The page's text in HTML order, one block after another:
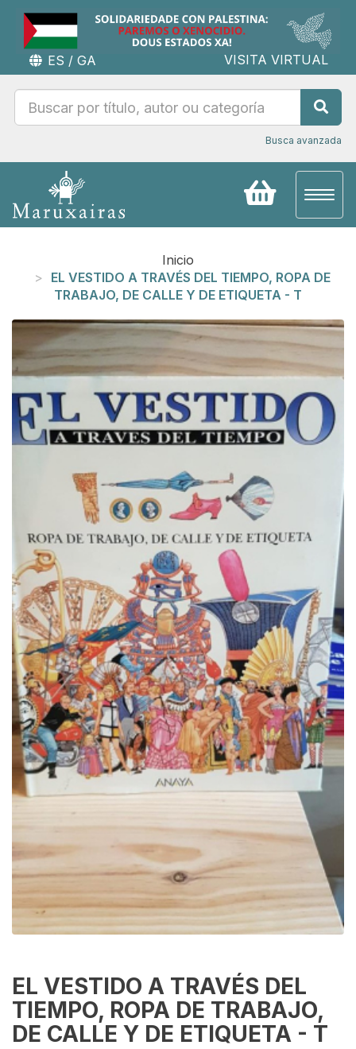
ES / GA VISITA VIRTUAL
Busca avanzada
Inicio
EL VESTIDO A TRAVÉS DEL TIEMPO, ROPA DE
TRABAJO, DE CALLE Y DE ETIQUETA - T
EL VESTIDO A TRAVÉS DEL
TIEMPO, ROPA DE TRABAJO,
DE CALLE Y DE ETIQUETA - T